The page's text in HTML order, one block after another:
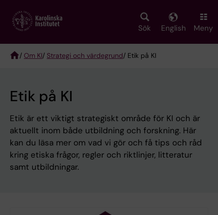
main
Sök English Meny
/ Om KI/ Strategi och värdegrund/ Etik på KI
Etik på KI
Etik är ett viktigt strategiskt område för KI och är
aktuellt inom både utbildning och forskning. Här
kan du läsa mer om vad vi gör och få tips och råd
kring etiska frågor, regler och riktlinjer, litteratur
samt utbildningar.